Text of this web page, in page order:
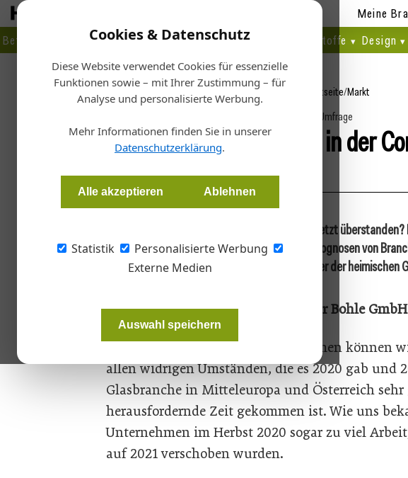
Cookies & Datenschutz
Diese Website verwendet Cookies für essenzielle
Funktionen sowie – mit Ihrer Zustimmung – für
Analyse und personalisierte Werbung.
Mehr Informationen finden Sie in unserer
Datenschutzerklärung.
Alle akzeptieren Ablehnen
Statistik
Personalisierte Werbung
Externe Medien
Auswahl speichern
Meine
Betrieb
Planen Bauen Fertigen Bau- + Werkstoffe Design
Startseite/Markt
Umfrage
Die Glasbranche in der
Wie hat die Glasindustrie die Corona-Krise bis jetzt
Lieferengpässen zu rechnen? Wie lauten die Prognosen von
Antworten auf diese Fragen gaben uns Vertreter der
Franz Schreibmaier,Geschäftsführer Bohle
„Als weltweit agierendes Unternehmen können
allen widrigen Umständen, die es 2020 gab und
Glasbranche in Mitteleuropa und Österreich
herausfordernde Zeit gekommen ist. Wie uns
Unternehmen im Herbst 2020 sogar zu viel
auf 2021 verschoben wurden.